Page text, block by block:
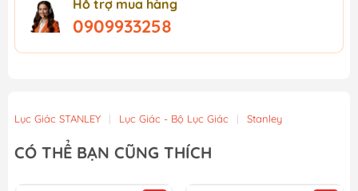
Hỗ trợ mua hàng
0909933258
Lục Giác STANLEY | Lục Giác - Bộ Lục Giác | Stanley
CÓ THỂ BẠN CŨNG THÍCH